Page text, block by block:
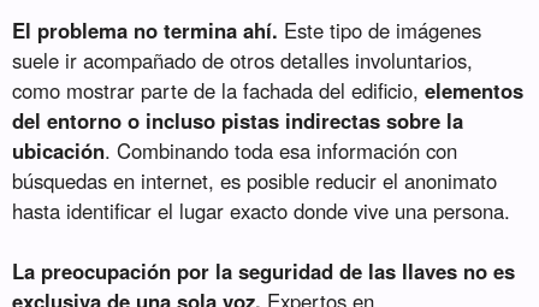
El problema no termina ahí. Este tipo de imágenes
suele ir acompañado de otros detalles involuntarios,
como mostrar parte de la fachada del edificio,elementos
del entorno o incluso pistas indirectas sobre la
ubicación. Combinando toda esa información con
búsquedas en internet, es posible reducir el anonimato
hasta identificar el lugar exacto donde vive una persona.
La preocupación por la seguridad de las llaves no es